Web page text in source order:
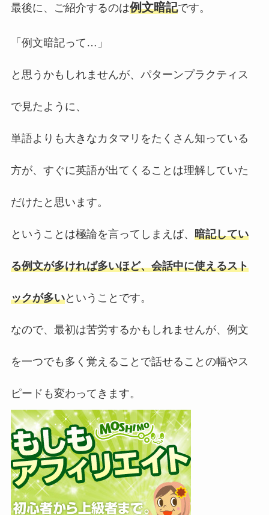
最後に、ご紹介するのは例文暗記です。
「例文暗記って…」
と思うかもしれませんが、パターンプラクティス
で見たように、
単語よりも大きなカタマリをたくさん知っている
方が、すぐに英語が出てくることは理解していた
だけたと思います。
ということは極論を言ってしまえば、 暗記してい
る例文が多ければ多いほど、会話中に使えるスト
ックが多いということです。
なので、最初は苦労するかもしれませんが、例文
を一つでも多く覚えることで話せることの幅やス
ピードも変わってきます。